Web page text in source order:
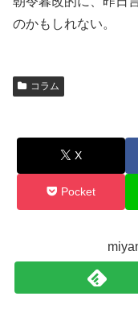
のかもしれない。
コラム
X
Pocket